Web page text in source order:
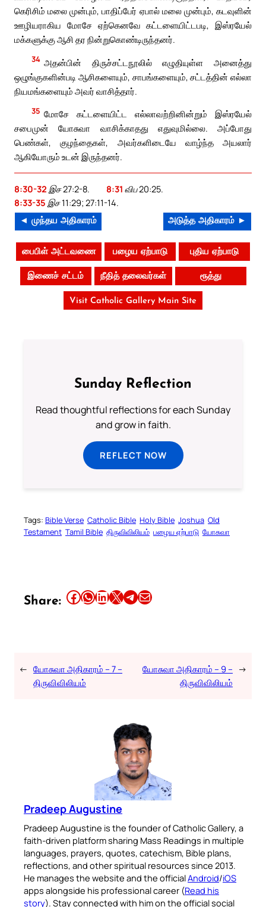
கெரிசிம் மலை முன்பும், பாதிப்பேர் ஏபால் மலை முன்பும், கடவுளின்
ஊழியராகிய மோசே ஏற்கெனவே கட்டளையிட்டபடி, இஸ்ரயேல்
மக்களுக்கு ஆசி தர நின்றுகொண்டிருந்தனர்.
34 அதன்பின் திருச்சட்டநூலில் எழுதியுள்ள அனைத்து
ஒழுங்குகளின்படி ஆசிகளையும், சாபங்களையும், சட்டத்தின் எல்லா
நியமங்களையும் அவர் வாசித்தார்.
35 மோசே கட்டளையிட்ட எல்லாவற்றினின்றும் இஸ்ரயேல்
சபைமுன் யோசுவா வாசிக்காதது எதுவுமில்லை. அப்போது
பெண்கள், குழந்தைகள், அவர்களிடையே வாழ்ந்த அயலார்
ஆகியோரும் உடன் இருந்தனர்.
8:30-32 இச 27:2-8. 8:31 விப 20:25.
8:33-35 இச 11:29; 27:11-14.
◄ முந்தய அதிகாரம் அடுத்த அதிகாரம் ►
பைபிள் அட்டவணை பழைய ஏற்பாடு புதிய ஏற்பாடு
இணைச் சட்டம் நீதித் தலைவர்கள் ரூத்து
Visit Catholic Gallery Main Site
Sunday Reflection
Read thoughtful reflections for each Sunday
and grow in faith.
REFLECT NOW
Tags: Bible Verse Catholic Bible Holy Bible Joshua Old
Testament Tamil Bible திருவிவிலியம் பழைய ஏற்பாடு யோசுவா
Share: Share this article on Facebook Share this article on WhatsApp Share this article on LinkedIn Share this article on X Share this article on TelegramEmail this Article
← யோசுவா அதிகாரம் – 7 –
திருவிவிலியம்
யோசுவா அதிகாரம் – 9 –
திருவிவிலியம்
→
Pradeep Augustine
Pradeep Augustine is the founder of Catholic Gallery, a
faith-driven platform sharing Mass Readings in multiple
languages, prayers, quotes, catechism, Bible plans,
reflections, and other spiritual resources since 2013.
He manages the website and the officialAndroid/iOS
apps alongside his professional career (Read his
story). Stay connected with him on the official social